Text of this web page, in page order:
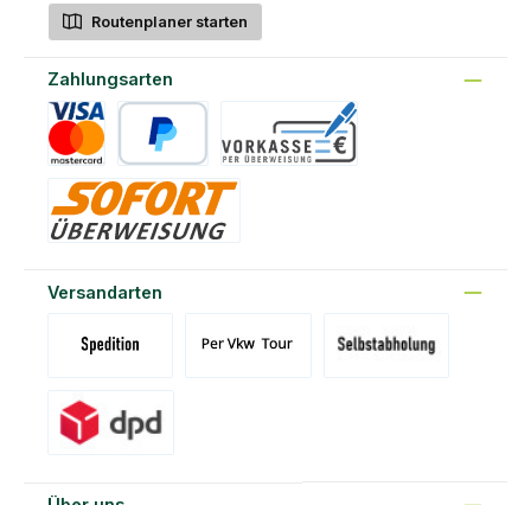
Routenplaner starten
Zahlungsarten
Versandarten